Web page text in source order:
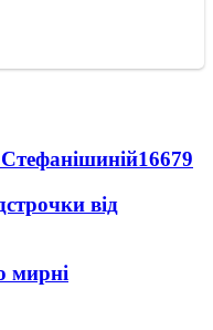
16679
від
мирні